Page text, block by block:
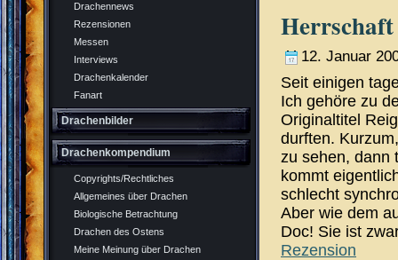
Drachennews
Rezensionen
Messen
Interviews
Drachenkalender
Fanart
Drachenbilder
Drachenkompendium
Copyrights/Rechtliches
Allgemeines über Drachen
Biologische Betrachtung
Drachen des Ostens
Meine Meinung über Drachen
Herrschaft
12. Januar
Seit einigen
Ich gehöre zu
Originaltitel
durften.
zu sehen, dann
kommt
schlecht
Aber wie dem
Doc! Sie ist
Rezension